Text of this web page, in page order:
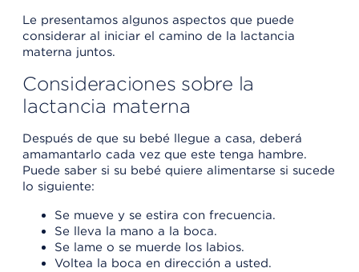
Le presentamos algunos aspectos que puede
considerar al iniciar el camino de la lactancia
materna juntos.
Consideraciones sobre la
lactancia materna
Después de que su bebé llegue a casa, deberá
amamantarlo cada vez que este tenga hambre.
Puede saber si su bebé quiere alimentarse si sucede
lo siguiente:
Se mueve y se estira con frecuencia.
Se lleva la mano a la boca.
Se lame o se muerde los labios.
Voltea la boca en dirección a usted.